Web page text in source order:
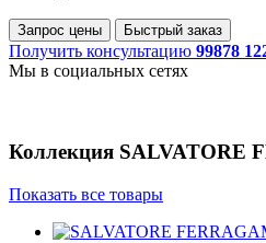
Запрос цены Быстрый заказ
Получить консультацию 99878
Мы в социальных сетях
Коллекция SALVATORE
Показать все товары